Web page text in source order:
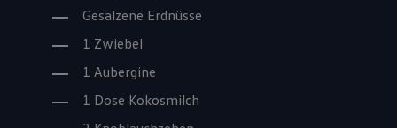
Gesalzene Erdnüsse
1 Zwiebel
1 Aubergine
1 Dose Kokosmilch